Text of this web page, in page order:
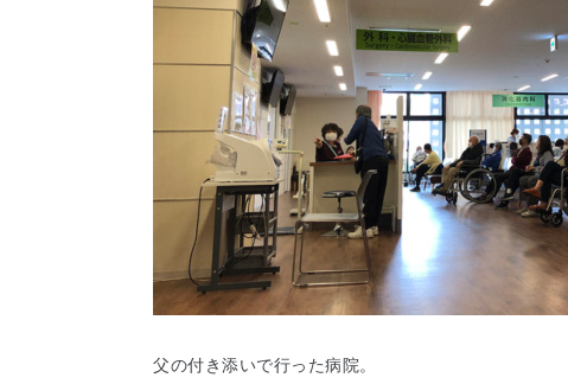
父の付き添いで行った病院。